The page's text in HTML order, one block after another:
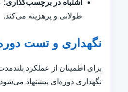
اشتباه در برچسب‌گذاری:
طولانی و پرهزینه می‌کند.
نگهداری و تست
برای اطمینان از عملکرد
نگهداری دوره‌ای پیشنهاد